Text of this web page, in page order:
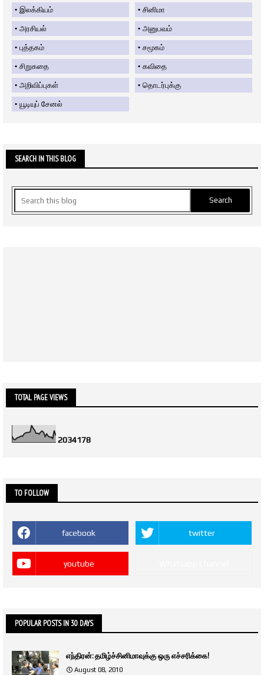
இலக்கியம் சினிமா
அரசியல் அனுபவம்
புத்தகம் சமூகம்
சிறுகதை கவிதை
அறிவிப்புகள் தொடர்புக்கு
யூடியுப் சேனல்
SEARCH IN THIS BLOG
TOTAL PAGE VIEWS
2034178
TO FOLLOW
facebook twitter
youtube
POPULAR POSTS IN 30 DAYS
எந்திரன்: தமிழ்ச்சினிமாவுக்கு ஒரு எச்சரிக்கை!
August 08, 2010